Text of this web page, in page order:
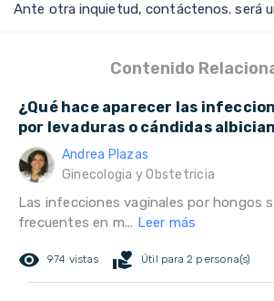
Ante otra inquietud, contáctenos. será
Contenido
¿Qué hace aparecer las
por levaduras o cándidas
Andrea Plazas
Ginecologia y Obstetricia
Las infecciones vaginales por hongos
frecuentes en m... Leer más
remove_red_eye 974 vistas volunteer_activism Útil para 2 persona(s)